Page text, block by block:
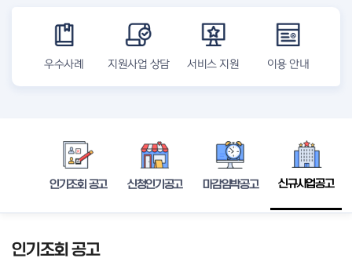
우수사례 지원사업 상담 서비스 지원 이용 안내
인기조회 공고 신청인기공고 마감임박공고 신규사업공고
인기조회 공고